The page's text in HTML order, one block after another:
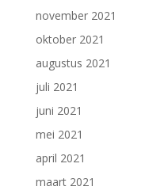
november 2021
oktober 2021
augustus 2021
juli 2021
juni 2021
mei 2021
april 2021
maart 2021